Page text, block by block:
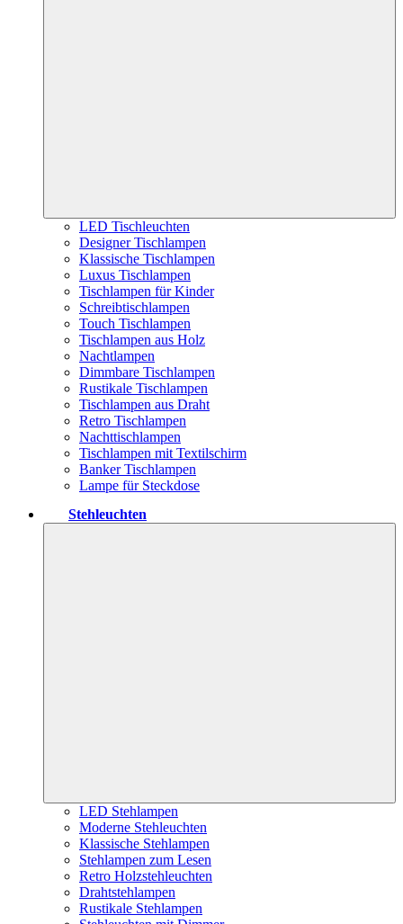
LED Tischleuchten
Designer Tischlampen
Klassische Tischlampen
Luxus Tischlampen
Tischlampen für Kinder
Schreibtischlampen
Touch Tischlampen
Tischlampen aus Holz
Nachtlampen
Dimmbare Tischlampen
Rustikale Tischlampen
Tischlampen aus Draht
Retro Tischlampen
Nachttischlampen
Tischlampen mit Textilschirm
Banker Tischlampen
Lampe für Steckdose
Stehleuchten
LED Stehlampen
Moderne Stehleuchten
Klassische Stehlampen
Stehlampen zum Lesen
Retro Holzstehleuchten
Drahtstehlampen
Rustikale Stehlampen